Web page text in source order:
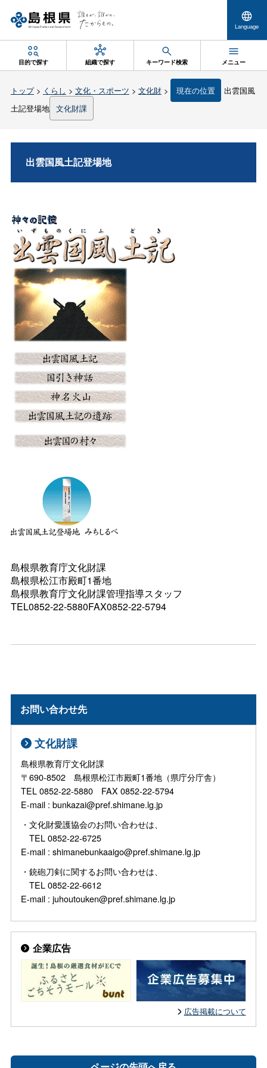
Language
目的で探す 組織で探す キーワード検索 メニュー
トップ> くらし > 文化・スポーツ > 文化財> 現在の位置
出雲国風
土記登場地 文化財課
出雲国風土記登場地
島根県教育庁文化財課
島根県松江市殿町1番地
島根県教育庁文化財課管理指導スタッフ
TEL0852-22-5880FAX0852-22-5794
お問い合わせ先
文化財課
島根県教育庁文化財課
〒690-8502 島根県松江市殿町1番地（県庁分庁舎）
TEL 0852-22-5880 FAX 0852-22-5794
E-mail : bunkazai@pref.shimane.lg.jp
・文化財愛護協会のお問い合わせは、
TEL 0852-22-6725
E-mail : shimanebunkaaigo@pref.shimane.lg.jp
・銃砲刀剣に関するお問い合わせは、
TEL 0852-22-6612
E-mail : juhoutouken@pref.shimane.lg.jp
企業広告
広告掲載について